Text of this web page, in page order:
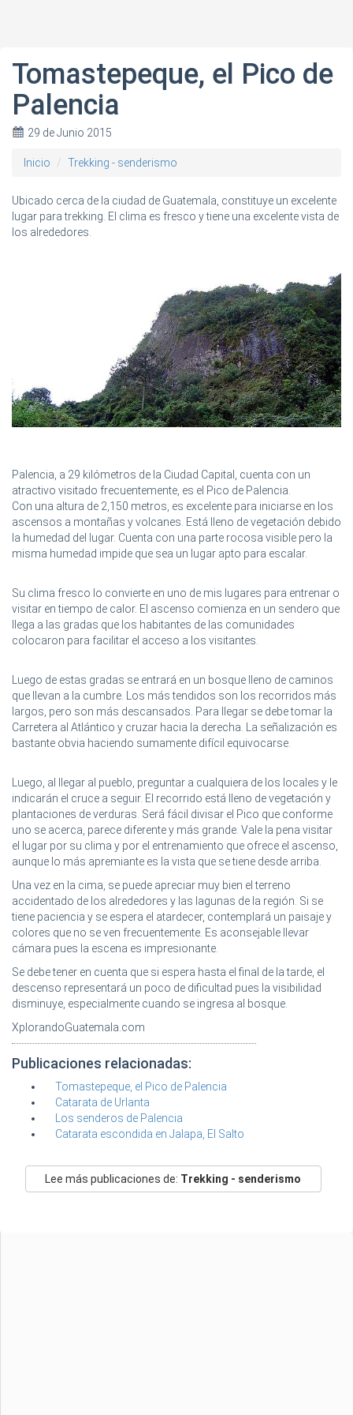
Tomastepeque, el Pico de
Palencia
29 de Junio 2015
Inicio Trekking - senderismo
Ubicado cerca de la ciudad de Guatemala, constituye un excelente
lugar para trekking. El clima es fresco y tiene una excelente vista de
los alrededores.
Palencia, a 29 kilómetros de la Ciudad Capital, cuenta con un
atractivo visitado frecuentemente, es el Pico de Palencia.
Con una altura de 2,150 metros, es excelente para iniciarse en los
ascensos a montañas y volcanes. Está lleno de vegetación debido
la humedad del lugar. Cuenta con una parte rocosa visible pero la
misma humedad impide que sea un lugar apto para escalar.
Su clima fresco lo convierte en uno de mis lugares para entrenar o
visitar en tiempo de calor. El ascenso comienza en un sendero que
llega a las gradas que los habitantes de las comunidades
colocaron para facilitar el acceso a los visitantes.
Luego de estas gradas se entrará en un bosque lleno de caminos
que llevan a la cumbre. Los más tendidos son los recorridos más
largos, pero son más descansados. Para llegar se debe tomar la
Carretera al Atlántico y cruzar hacia la derecha. La señalización es
bastante obvia haciendo sumamente difícil equivocarse.
Luego, al llegar al pueblo, preguntar a cualquiera de los locales y le
indicarán el cruce a seguir. El recorrido está lleno de vegetación y
plantaciones de verduras. Será fácil divisar el Pico que conforme
uno se acerca, parece diferente y más grande. Vale la pena visitar
el lugar por su clima y por el entrenamiento que ofrece el ascenso,
aunque lo más apremiante es la vista que se tiene desde arriba.
Una vez en la cima, se puede apreciar muy bien el terreno
accidentado de los alrededores y las lagunas de la región. Si se
tiene paciencia y se espera el atardecer, contemplará un paisaje y
colores que no se ven frecuentemente. Es aconsejable llevar
cámara pues la escena es impresionante.
Se debe tener en cuenta que si espera hasta el final de la tarde, el
descenso representará un poco de dificultad pues la visibilidad
disminuye, especialmente cuando se ingresa al bosque.
XplorandoGuatemala.com
Publicaciones relacionadas:
Tomastepeque, el Pico de Palencia
Catarata de Urlanta
Los senderos de Palencia
Catarata escondida en Jalapa, El Salto
Lee más publicaciones de: Trekking - senderismo